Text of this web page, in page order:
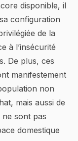
disponible, il
configuration
de la
à l’insécurité
De plus, ces
manifestement
non
mais aussi de
ne sont pas
domestique